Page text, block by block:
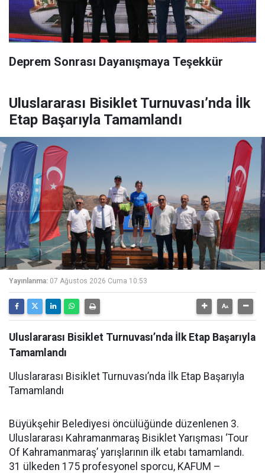
Deprem Sonrası Dayanışmaya Teşekkür
Uluslararası Bisiklet Turnuvası’nda İlk
Etap Başarıyla Tamamlandı
Yayınlanma: 07 Ağustos 2026 Cuma 10:53
Uluslararası Bisiklet Turnuvası’nda İlk Etap Başarıyla
Tamamlandı
Uluslararası Bisiklet Turnuvası’nda İlk Etap Başarıyla
Tamamlandı
Büyükşehir Belediyesi öncülüğünde düzenlenen 3.
Uluslararası Kahramanmaraş Bisiklet Yarışması ‘Tour
Of Kahramanmaraş’ yarışlarının ilk etabı tamamlandı.
31 ülkeden 175 profesyonel sporcu, KAFUM –